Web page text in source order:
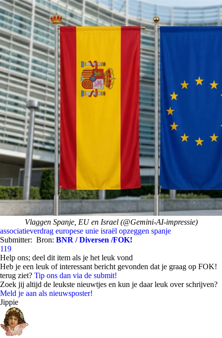
Vlaggen Spanje, EU en Israel (@Gemini-AI-impressie)
associatieverdrag europese unie israël opzeggen spanje
Submitter: Bron: BNR / Diversen /FOK!
119
Help ons; deel dit item als je het leuk vond
Heb je een leuk of interessant bericht gevonden dat je graag op FOK!
terug ziet? Tip ons dan via de submit!
Zoek jij altijd de leukste nieuwtjes en kun je daar leuk over schrijven?
Meld je aan als nieuwsposter!
Jippie